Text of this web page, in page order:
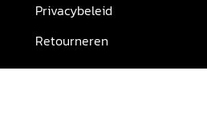
Privacybeleid
Retourneren